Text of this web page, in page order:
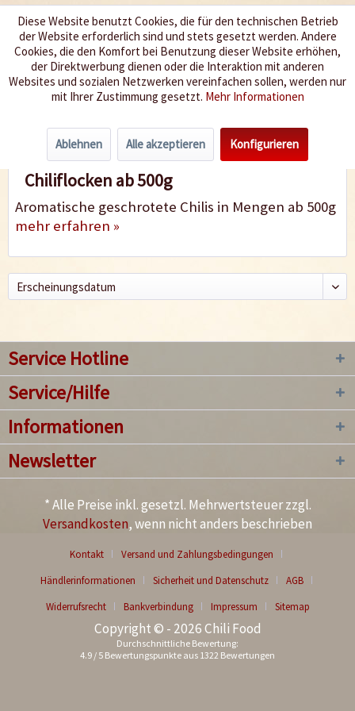
Wir würzen Ihr Leben
Menü
Chiliflocken ab 500g
Chiliflocken ab 500g
Aromatische geschrotete Chilis in Mengen ab 500g
mehr erfahren »
Service Hotline
Service/Hilfe
Informationen
Newsletter
* Alle Preise inkl. gesetzl. Mehrwertsteuer zzgl.
Versandkosten, wenn nicht anders beschrieben
Kontakt
Versand und Zahlungsbedingungen
Händlerinformationen
Sicherheit und Datenschutz
AGB
Widerrufsrecht
Bankverbindung Impressum Sitemap
Copyright © - 2026 Chili Food
Durchschnittliche Bewertung:
4.9 / 5 Bewertungspunkte aus 1322 Bewertungen
Diese Website benutzt Cookies, die für den technischen Betrieb
der Website erforderlich sind und stets gesetzt werden. Andere
Cookies, die den Komfort bei Benutzung dieser Website erhöhen,
der Direktwerbung dienen oder die Interaktion mit anderen
Websites und sozialen Netzwerken vereinfachen sollen, werden nur
mit Ihrer Zustimmung gesetzt. Mehr Informationen
Ablehnen Alle akzeptieren Konfigurieren